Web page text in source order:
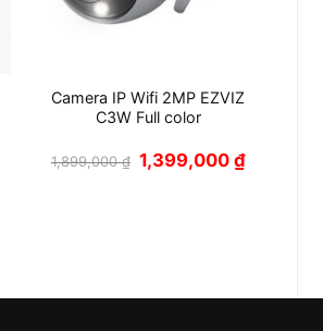
Camera IP Wifi 2MP EZVIZ
C3W Full color
1,899,000₫ Giá
gốc
1,399,000 ₫Giá
hiện